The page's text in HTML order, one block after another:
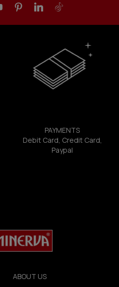
PAYMENTS
Debit Card, Credit Card,
Paypal
ABOUT US